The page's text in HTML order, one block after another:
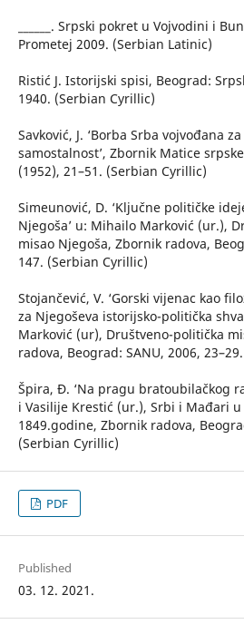
______. Srpski pokret u Vojvodini i
Prometej 2009. (Serbian Latinic)
Ristić J. Istorijski spisi, Beograd:
1940. (Serbian Cyrillic)
Savković, J. ‘Borba Srba vojvođana
samostalnost’, Zbornik Matice
(1952), 21–51. (Serbian Cyrillic)
Simeunović, D. ‘Ključne političke
Njegoša’ u: Mihailo Marković (ur.),
misao Njegoša, Zbornik radova,
147. (Serbian Cyrillic)
Stojančević, V. ‘Gorski vijenac kao
za Njegoševa istorijsko-politička
Marković (ur), Društveno-politička
radova, Beograd: SANU, 2006,
Špira, Đ. ‘Na pragu bratoubilačkog
i Vasilije Krestić (ur.), Srbi i Mađari u
1849.godine, Zbornik radova,
(Serbian Cyrillic)
PDF
Published
03. 12. 2021.